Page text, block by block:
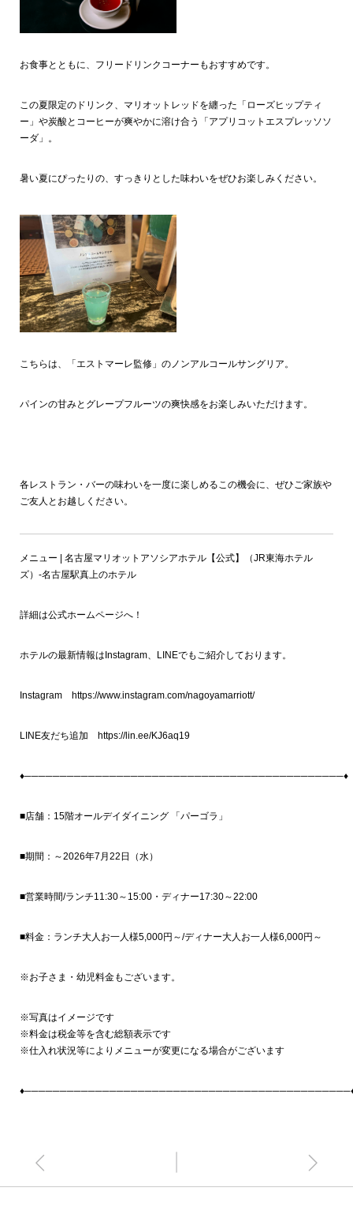
お食事とともに、フリードリンクコーナーもおすすめです。
この夏限定のドリンク、マリオットレッドを纏った「ローズヒップティ
ー」や炭酸とコーヒーが爽やかに溶け合う「アプリコットエスプレッソソ
ーダ」。
暑い夏にぴったりの、すっきりとした味わいをぜひお楽しみください。
こちらは、「エストマーレ監修」のノンアルコールサングリア。
パインの甘みとグレープフルーツの爽快感をお楽しみいただけます。
各レストラン・バーの味わいを一度に楽しめるこの機会に、ぜひご家族や
ご友人とお越しください。
メニュー | 名古屋マリオットアソシアホテル【公式】（JR東海ホテル
ズ）-名古屋駅真上のホテル
詳細は公式ホームページへ！
ホテルの最新情報はInstagram、LINEでもご紹介しております。
Instagram https://www.instagram.com/nagoyamarriott/
LINE友だち追加 https://lin.ee/KJ6aq19
♦─────────────────────────────────────────────♦
■店舗：15階オールデイダイニング 「パーゴラ」
■期間：～2026年7月22日（水）
■営業時間/ランチ11:30～15:00・ディナー17:30～22:00
■料金：ランチ大人お一人様5,000円～/ディナー大人お一人様6,000円～
※お子さま・幼児料金もございます。
※写真はイメージです
※料金は税金等を含む総額表示です
※仕入れ状況等によりメニューが変更になる場合がございます